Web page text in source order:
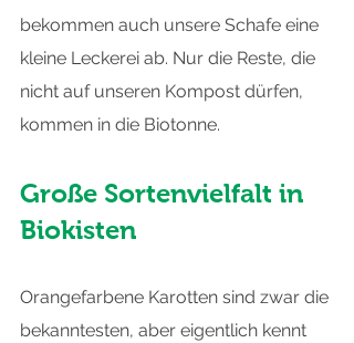
bekommen auch unsere Schafe eine
kleine Leckerei ab. Nur die Reste, die
nicht auf unseren Kompost dürfen,
kommen in die Biotonne.
Große Sortenvielfalt in
Biokisten
Orangefarbene Karotten sind zwar die
bekanntesten, aber eigentlich kennt